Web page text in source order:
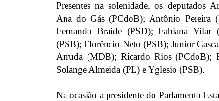
Presentes na solenidade, os deputados
Ana do Gás (PCdoB); Antônio Pereira
Fernando Braide (PSD); Fabiana Vilar
(PSB); Florêncio Neto (PSB); Junior
Arruda (MDB); Ricardo Rios (PCdoB);
Solange Almeida (PL) e Yglesio (PSB).
Na ocasião a presidente do Parlamento